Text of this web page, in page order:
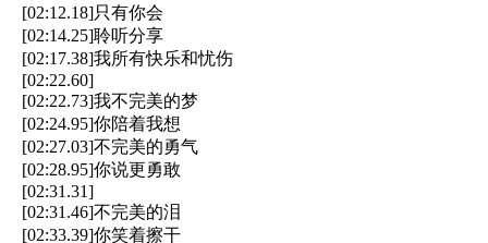
[02:12.18]只有你会
[02:14.25]聆听分享
[02:17.38]我所有快乐和忧伤
[02:22.60]
[02:22.73]我不完美的梦
[02:24.95]你陪着我想
[02:27.03]不完美的勇气
[02:28.95]你说更勇敢
[02:31.31]
[02:31.46]不完美的泪
[02:33.39]你笑着擦干